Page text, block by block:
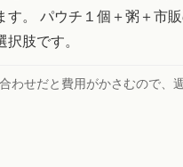
す。 パウチ１個＋粥＋市
肢です。
わせだと費用がかさむので、